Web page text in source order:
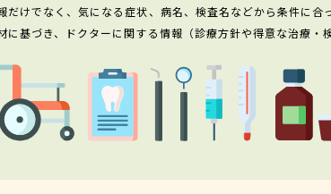
けでなく、気になる症状、病名、検査名などから条件に合
基づき、ドクターに関する情報（診療方針や得意な治療・